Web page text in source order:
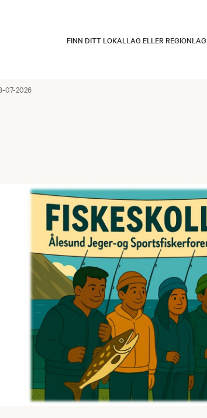
FINN DITT LOKALLAG ELLER REGIONLAG
07-2026